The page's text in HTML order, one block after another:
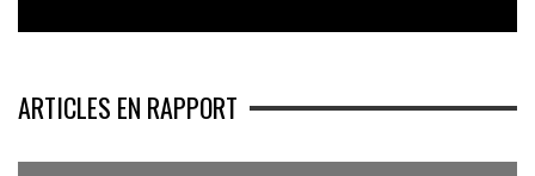
ARTICLES EN RAPPORT